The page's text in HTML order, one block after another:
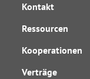
Kontakt
Ressourcen
Kooperationen
Verträge